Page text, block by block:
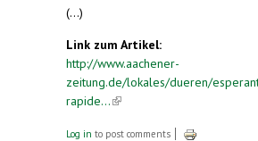
(...)
Link zum Artikel:
http://www.aachener-
zeitung.de/lokales/dueren/
rapide...(link is external)
Log in to post comments